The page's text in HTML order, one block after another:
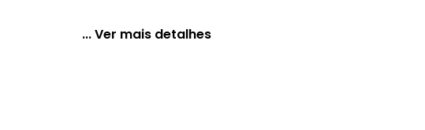
... Ver mais detalhes